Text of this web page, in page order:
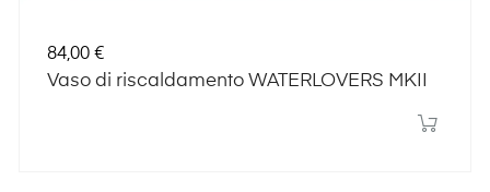
Prezzo
84,00 €
Vaso di riscaldamento WATERLOVERS MKII